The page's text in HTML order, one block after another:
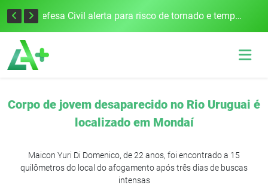
Justiça Eleitoral intensifica preparativos e faz alertas para as Eleições 2026 na 94ª Zona Eleitoral Defesa Civil alerta para risco de tornado e tempestades severas no RS entre esta quinta e sexta-feira
Corpo de jovem desaparecido no Rio Uruguai é
localizado em Mondaí
Maicon Yuri Di Domenico, de 22 anos, foi encontrado a 15
quilômetros do local do afogamento após três dias de buscas
intensas